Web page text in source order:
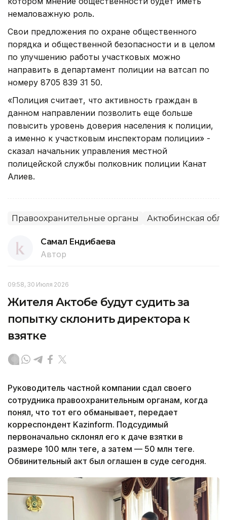
немаловажную роль.
Свои предложения по охране общественного
порядка и общественной безопасности и в целом
по улучшению работы участковых можно
направить в департамент полиции на ватсап по
номеру 8705 839 31 50.
«Полиция считает, что активность граждан в
данном направлении позволить еще больше
повысить уровень доверия населения к полиции,
а именно к участковым инспекторам полиции» -
сказал начальник управления местной
полицейской службы полковник полиции Канат
Алиев.
Правоохранительные органы Актюбинская
Самал Ендибаева
Автор
09:58, 30 Июля 2026
Жителя Актобе будут судить за
попытку склонить директора к
взятке
Руководитель частной компании сдал своего
сотрудника правоохранительным органам, когда
понял, что тот его обманывает, передает
корреспондент Kazinform. Подсудимый
первоначально склонял его к даче взятки в
размере 100 млн теңге, а затем — 50 млн теңге.
Обвинительный акт был оглашен в суде сегодня.